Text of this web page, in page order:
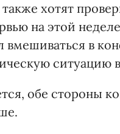
хотят
на этой
вмешиваться в
ситуацию
обе стороны